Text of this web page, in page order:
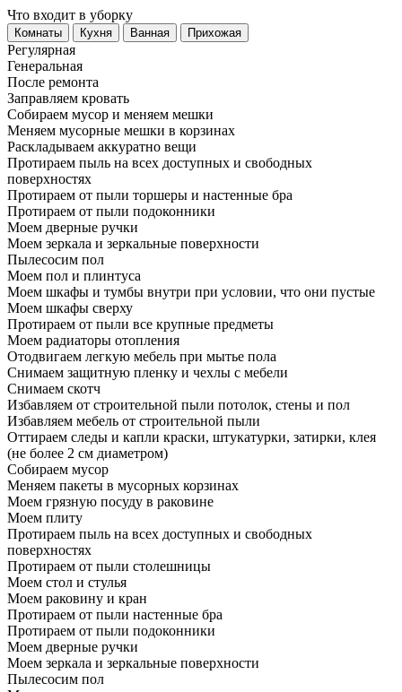
Что входит в уборку
Регу­лярная
Гене­ральная
После ремонта
Заправляем кровать
Собираем мусор и меняем мешки
Меняем мусорные мешки в корзинах
Раскладываем аккуратно вещи
Протираем пыль на всех доступных и свободных
поверхностях
Протираем от пыли торшеры и настенные бра
Протираем от пыли подоконники
Моем дверные ручки
Моем зеркала и зеркальные поверхности
Пылесосим пол
Моем пол и плинтуса
Моем шкафы и тумбы внутри при условии, что они пустые
Моем шкафы сверху
Протираем от пыли все крупные предметы
Моем радиаторы отопления
Отодвигаем легкую мебель при мытье пола
Снимаем защитную пленку и чехлы с мебели
Снимаем скотч
Избавляем от строительной пыли потолок, стены и пол
Избавляем мебель от строительной пыли
Оттираем следы и капли краски, штукатурки, затирки, клея
(не более 2 см диаметром)
Собираем мусор
Меняем пакеты в мусорных корзинах
Моем грязную посуду в раковине
Моем плиту
Протираем пыль на всех доступных и свободных
поверхностях
Протираем от пыли столешницы
Моем стол и стулья
Моем раковину и кран
Протираем от пыли настенные бра
Протираем от пыли подоконники
Моем дверные ручки
Моем зеркала и зеркальные поверхности
Пылесосим пол